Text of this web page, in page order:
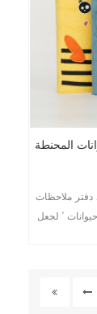
دفتر ملاحظات A5 محشو على شكل حيوان لطيف
' لجعل